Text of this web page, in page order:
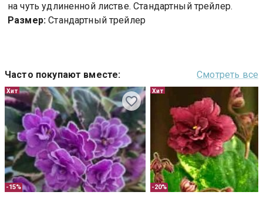
на чуть удлиненной листве. Стандартный трейлер.
Размер: Стандартный трейлер
Часто покупают вместе: Смотреть все
-15%
Хит
-20%
Хит